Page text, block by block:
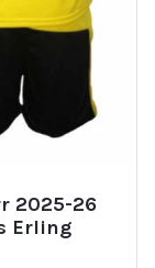
2025-26
Erling